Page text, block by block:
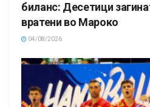
биланс: Десетици
вратени во Мароко
04/08/2026